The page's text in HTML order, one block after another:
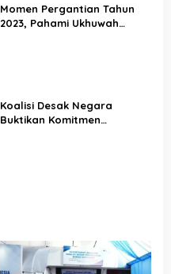
Jangan Lengah!
Momen Pergantian Tahun
2023, Pahami Ukhuwah
Koalisi Desak Negara
Buktikan Komitmen